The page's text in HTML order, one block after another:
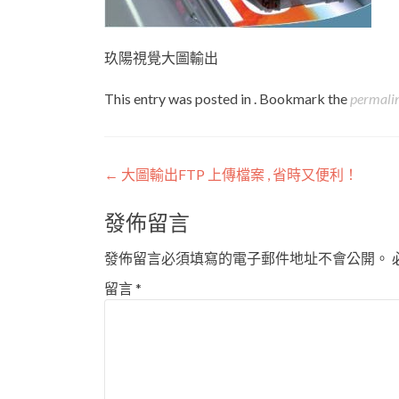
玖陽視覺大圖輸出
This entry was posted in . Bookmark the
Post
navigation
← 大圖輸出FTP 上傳檔案 , 省時又便利！
發佈留言
發佈留言必須填寫的電子郵件地址不會公開。
留言*